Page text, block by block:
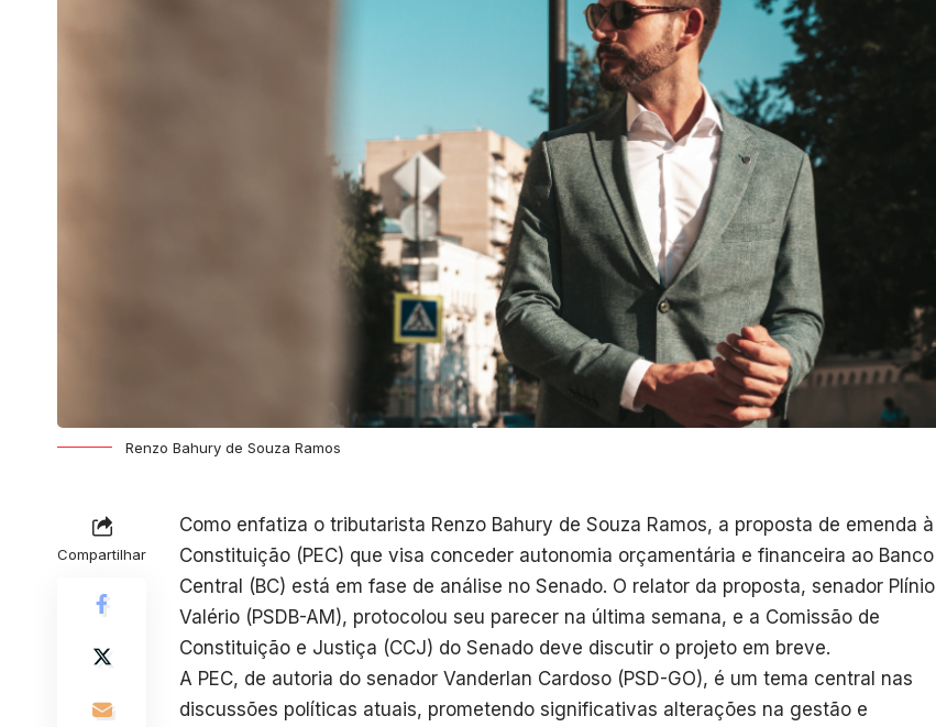
Renzo Bahury de Souza Ramos
Compartilhar
Como enfatiza o tributarista Renzo Bahury de Souza Ramos, a proposta de emenda à
Constituição (PEC) que visa conceder autonomia orçamentária e financeira ao Banco
Central (BC) está em fase de análise no Senado. O relator da proposta, senador Plínio
Valério (PSDB-AM), protocolou seu parecer na última semana, e a Comissão de
Constituição e Justiça (CCJ) do Senado deve discutir o projeto em breve.
A PEC, de autoria do senador Vanderlan Cardoso (PSD-GO), é um tema central nas
discussões políticas atuais, prometendo significativas alterações na gestão e